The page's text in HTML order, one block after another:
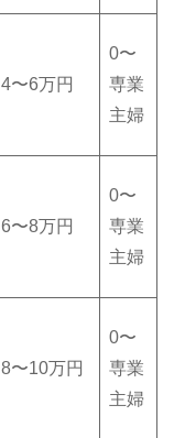
4〜6万円
0〜
専業
主婦
6〜8万円
0〜
専業
主婦
8〜10万円
0〜
専業
主婦